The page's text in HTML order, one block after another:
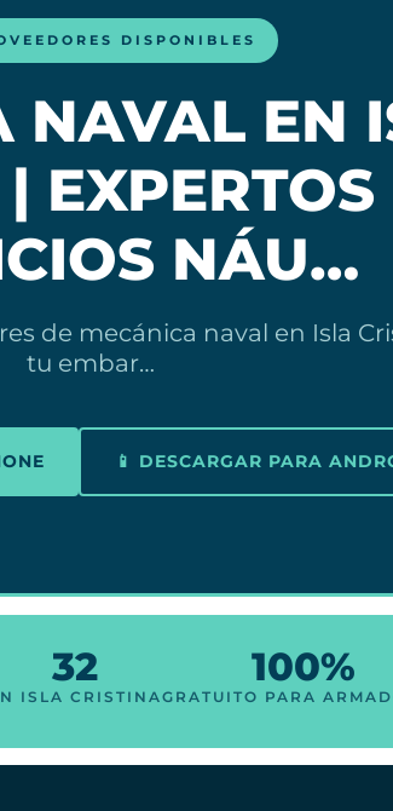
DISPONIBLES
NAVAL EN
EXPERTOS
NÁU…
de mecánica naval en Isla
tu embar…
📱 DESCARGAR PARA
32
ISLA CRISTINA
100%
GRATUITO PARA